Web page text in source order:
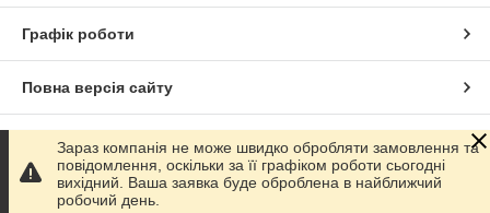
Графік роботи
Повна версія сайту
Сайт створено на маркетплейсі Prom.ua
Політика конфіденційності
Зараз компанія не може швидко обробляти замовлення та
повідомлення, оскільки за її графіком роботи сьогодні
вихідний. Ваша заявка буде оброблена в найближчий
робочий день.